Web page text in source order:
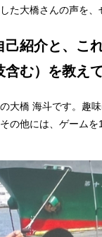
た大橋さんの声を、
己紹介と、こ
含む）を教え
大橋 海斗です。趣
の他には、ゲーム